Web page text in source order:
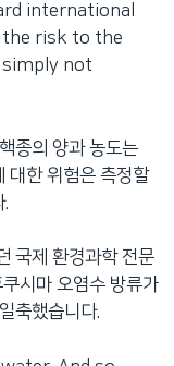
international
the risk to the
not
종의 양과 농도는
대한 위험은 측정할
.
국제 환경과학 전문
시마 오염수 방류가
축했습니다.